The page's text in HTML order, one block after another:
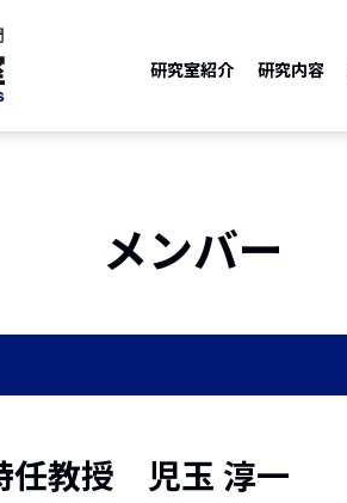
研究室紹介 研究内容
メンバー
任教授 児玉 淳一